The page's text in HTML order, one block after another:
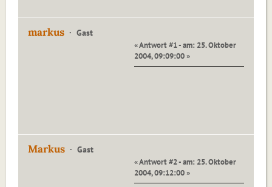
markus Gast
« Antwort #1 - am: 25. Oktober
2004, 09:09:00 »
Markus Gast
« Antwort #2 - am: 25. Oktober
2004, 09:12:00 »